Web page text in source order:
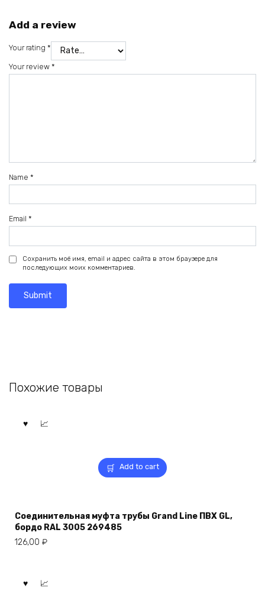
Add a review
Your rating *
Your review *
Name *
Email *
Сохранить моё имя, email и адрес сайта в этом браузере для
последующих моих комментариев.
Похожие товары
Add to cart
Соединительная муфта трубы Grand Line ПВХ GL,
бордо RAL 3005 269485
126,00 ₽